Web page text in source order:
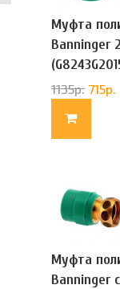
Муфта
Banninger
1135р. 715р.
Муфта
Banninger